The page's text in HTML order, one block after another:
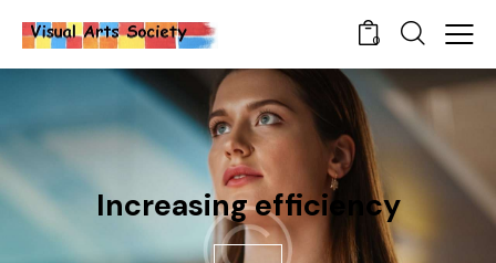
0
Increasing efficiency